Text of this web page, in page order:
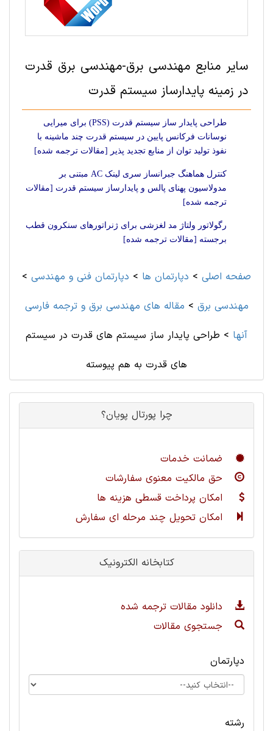
سایر منابع مهندسی برق-مهندسی برق قدرت
در زمینه پایدارساز سیستم قدرت
طراحی پایدار ساز سیستم قدرت (PSS) برای میرایی
نوسانات فرکانس پایین در سیستم قدرت چند ماشینه با
نفوذ تولید توان از منابع تجدید پذیر [مقالات ترجمه شده]
کنترل هماهنگ جبرانساز سری لینک AC مبتنی بر
مدولاسیون پهنای پالس و پایدارساز سیستم قدرت [مقالات
ترجمه شده]
رگولاتور ولتاژ مد لغزشی برای ژنراتورهای سنکرون قطب
برجسته [مقالات ترجمه شده]
صفحه اصلی > دپارتمان ها > دپارتمان فنی و مهندسی >
مهندسی برق > مقاله های مهندسی برق و ترجمه فارسی
آنها > طراحی پایدار ساز سیستم های قدرت در سیستم
های قدرت به هم پیوسته
چرا پورتال پویان؟
ضمانت خدمات
حق مالکیت معنوی سفارشات
امکان پرداخت قسطی هزینه ها
امکان تحویل چند مرحله ای سفارش
کتابخانه الکترونیک
دانلود مقالات ترجمه شده
جستجوی مقالات
دپارتمان
رشته